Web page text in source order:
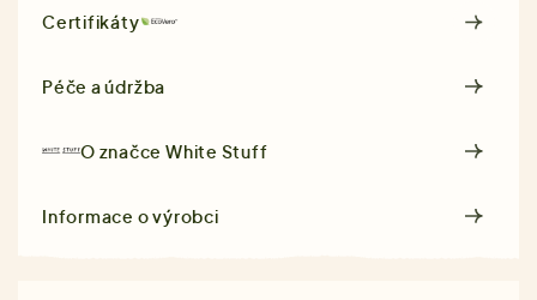
Certifikáty
Péče a údržba
O značceWhite Stuff
Informace o výrobci